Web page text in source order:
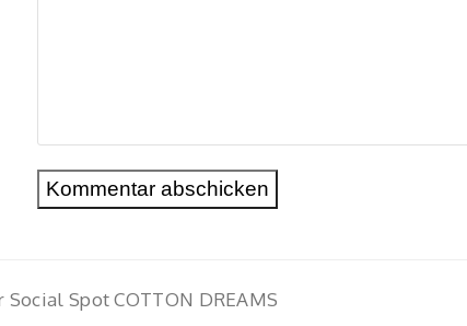
Social Spot COTTON DREAMS